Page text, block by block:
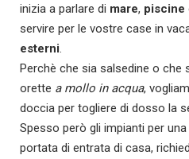
inizia a parlare di mare, piscine
servire per le vostre case in
esterni
Perchè che sia salsedine o che
orette a mollo in acqua,
doccia per togliere di dosso la
Spesso però gli impianti per una
portata di entrata di casa,